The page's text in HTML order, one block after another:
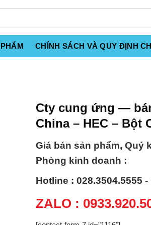
CHÍNH SÁCH VÀ QUY ĐỊNH
Cty cung ứng —
China – HEC – Bột
Giá bán sản phẩm, Quý
Phòng kinh doanh :
Hotline : 028.3504.5555 -
ZALO :